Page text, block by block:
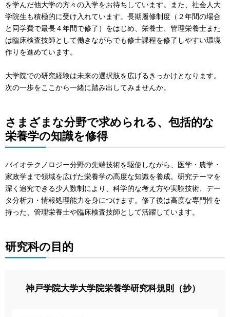
を学んだ他大学の方々の入学をお待ちしています。また、社会人大
学院生も積極的に受け入れています。長期履修制度（２年間の場合
と同学費で最長４年間で修了）をはじめ、栄養士、管理栄養士また
は臨床検査技師として働きながらでも修士課程を修了しやすい環境
作りを進めています。
大学院での研究経験は未来の選択肢を広げるきっかけとなります。
次の一歩をここから一緒に踏み出してみませんか。
さまざまな分野で求められる、包括的な
栄養学の知識を修得
バイオテクノロジー分野の先端技術を駆使しながら、医学・農学・
家政学まで領域を広げた栄養学の高度な知識を養成。研究テーマを
深く追究できる少人数制により、科学的な考え方や実験技術、デー
タ分析力・情報処理能力を身につけます。修了後は高度な専門性を
持った、管理栄養士や臨床検査技師として活躍しています。
研究科の目的
神戸学院大学大学院栄養学研究科規則（抄）